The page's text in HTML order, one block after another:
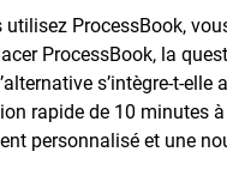
ProcessBook,
ProcessBook, la
s’intègre-t-
rapide de 10 minutes
personnalisé et une